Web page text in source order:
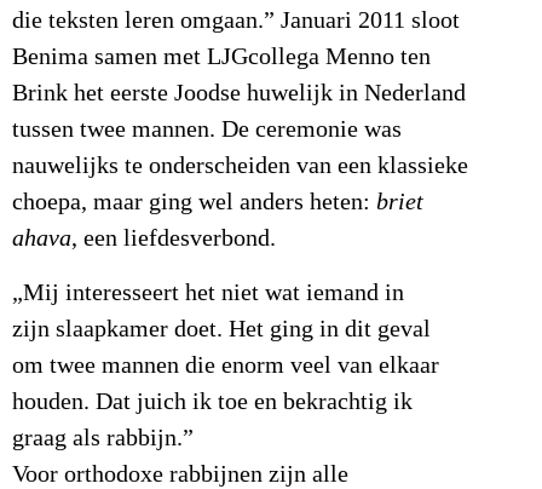
die teksten leren omgaan.” Januari 2011 sloot
Benima samen met LJGcollega Menno ten
Brink het eerste Joodse huwelijk in Nederland
tussen twee mannen. De ceremonie was
nauwelijks te onderscheiden van een klassieke
choepa, maar ging wel anders heten: briet
ahava, een liefdesverbond.
„Mij interesseert het niet wat iemand in
zijn slaapkamer doet. Het ging in dit geval
om twee mannen die enorm veel van elkaar
houden. Dat juich ik toe en bekrachtig ik
graag als rabbijn.”
Voor orthodoxe rabbijnen zijn alle